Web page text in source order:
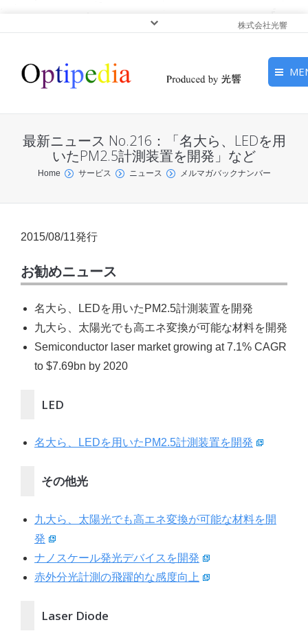
株式会社光響
ピックアップ
最新ニュース No.216：「名大ら、LEDを用
いたPM2.5計測装置を開発」など
You are here:
Home サービス ニュース メルマガバックナンバー
2015/08/11発行
お勧めニュース
名大ら、LEDを用いたPM2.5計測装置を開発
九大ら、太陽光でも高エネ変換が可能な材料を開発
Semiconductor laser market growing at 7.1% CAGR
to $7.69bn by 2020
LED
名大ら、LEDを用いたPM2.5計測装置を開発
その他光
九大ら、太陽光でも高エネ変換が可能な材料を開
発
ナノスケール発光デバイスを開発
赤外分光計測の飛躍的な感度向上
Laser Diode